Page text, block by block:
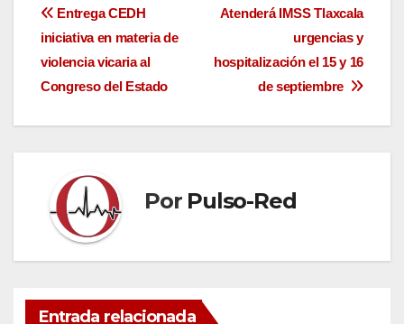
Navegación
de
entradas
Atenderá IMSS Tlaxcala
urgencias y
hospitalización el 15 y 16
de septiembre
Entrega CEDH
iniciativa en materia de
violencia vicaria al
Congreso del Estado
Por Pulso-Red
Entrada relacionada